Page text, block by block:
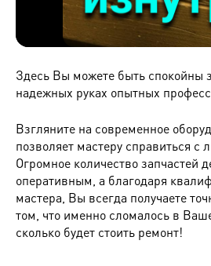
Здесь Вы можете быть спокойны
надежных руках опытных
Взгляните на современное
позволяет мастеру справиться с
Огромное количество запчастей
оперативным, а благодаря
мастера, Вы всегда получаете
том, что именно сломалось в
сколько будет стоить ремонт!